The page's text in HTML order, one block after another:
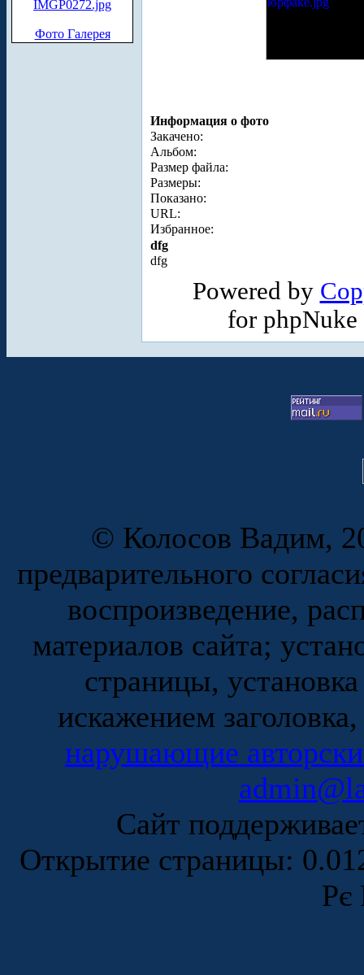
IMGP0272.jpg
Фото Галерея
Информация о фото
Закачено:
Альбом:
Размер файла:
Размеры:
Показано:
URL:
Избранное:
dfg
dfg
Powered by
for
© Колосов Вадим,
предварительного
воспроизведение,
материалов сайта;
страницы,
искажением
нарушающие
Сайт
Открытие страницы:
Рє